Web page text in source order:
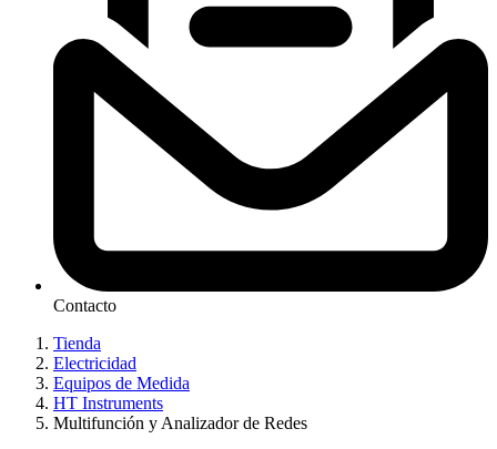
Contacto
Tienda
Electricidad
Equipos de Medida
HT Instruments
Multifunción y Analizador de Redes